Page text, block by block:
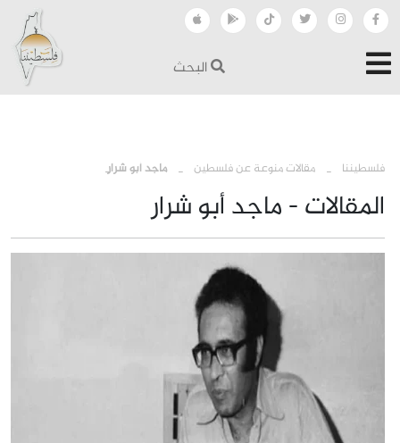
البحث
فلسطيننا › مقالات منوعة عن فلسطين ماجد أبو شرار
المقالات - ماجد أبو شرار